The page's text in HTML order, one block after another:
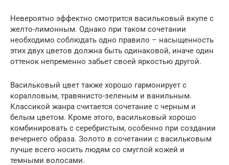
Невероятно эффектно смотрится васильковый вкупе с
желто-лимонным. Однако при таком сочетании
необходимо соблюдать одно правило – насыщенность
этих двух цветов должна быть одинаковой, иначе один
оттенок непременно забьет своей яркостью другой.
Васильковый цвет также хорошо гармонирует с
коралловым, травянисто-зеленым и ванильным.
Классикой жанра считается сочетание с черным и
белым цветом. Кроме этого, васильковый хорошо
комбинировать с серебристым, особенно при создании
вечернего образа. Золото в сочетании с васильковым
лучше всего носить людям со смуглой кожей и
темными волосами.